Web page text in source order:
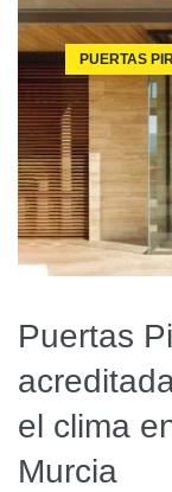
PUERTAS
Puertas
el clima
Murcia